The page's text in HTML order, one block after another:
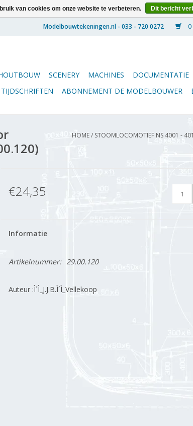
SCENERY MACHINES DOCUMENTATIE
ABONNEMENT DE MODELBOUWER
HOME/ STOOMLOCOMOTIEF NS 4001 -
€24,35
Informatie
Artikelnummer: 29.00.120
Auteur :Ì´Ì_J.J.B.Ì´Ì_Vellekoop
van cookies om onze website te verbeteren. Dit bericht